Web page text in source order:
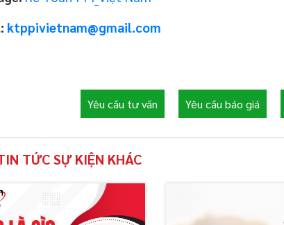
ktppivietnam@gmail.com
Yêu cầu tư vấn
Yêu cầu báo giá
TỨC SỰ KIỆN KHÁC